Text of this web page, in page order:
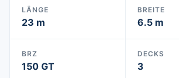
LÄNGE
23 m
BREITE
6.5 m
BRZ
150 GT
DECKS
3